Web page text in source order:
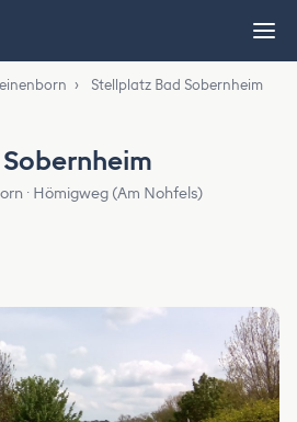
› Stellplatz Bad Sobernheim
· Hömigweg (Am Nohfels)